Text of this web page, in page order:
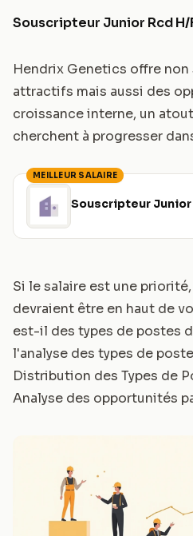
Souscripteur Junior Rcd H/
Hendrix Genetics offre
attractifs mais aussi des
croissance interne, un
cherchent à progresser
MEILLEUR SALAIRE
Souscripteur Junior
Si le salaire est une
devraient être en haut de
est-il des types de postes
l'analyse des types de
Distribution des Types de
Analyse des opportunités